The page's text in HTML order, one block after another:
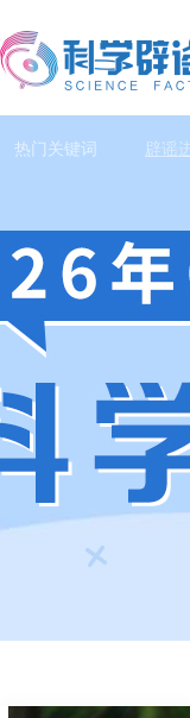
热门关键词 辟谣